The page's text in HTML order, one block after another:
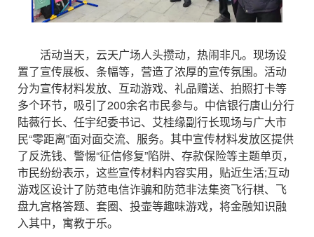
活动当天，云天广场人头攒动，热闹非凡。现场设
置了宣传展板、条幅等，营造了浓厚的宣传氛围。活动
分为宣传材料发放、互动游戏、礼品赠送、拍照打卡等
多个环节，吸引了200余名市民参与。中信银行唐山分行
陆薇行长、任宇纪委书记、艾桂缘副行长现场与广大市
民“零距离”面对面交流、服务。其中宣传材料发放区提供
了反洗钱、警惕“征信修复”陷阱、存款保险等主题单页，
市民纷纷表示，这些宣传材料内容实用，贴近生活;互动
游戏区设计了防范电信诈骗和防范非法集资飞行棋、飞
盘九宫格答题、套圈、投壶等趣味游戏，将金融知识融
入其中，寓教于乐。